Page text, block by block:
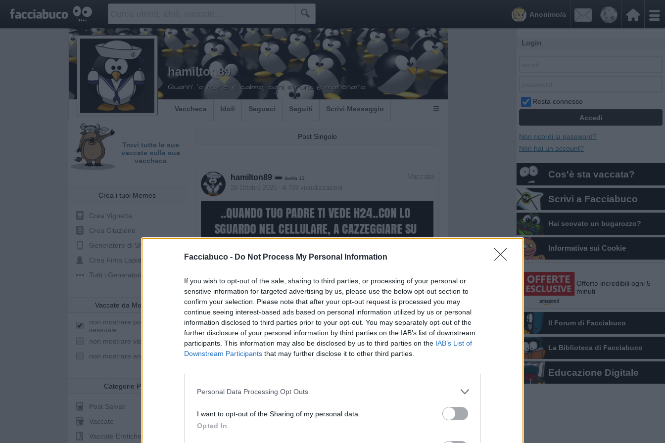
Facciabuco - Do Not Process My Personal Information
If you wish to opt-out of the sale, sharing to third parties, or processing of your personal or
sensitive information for targeted advertising by us, please use the below opt-out section to
confirm your selection. Please note that after your opt-out request is processed you may
continue seeing interest-based ads based on personal information utilized by us or personal
information disclosed to third parties prior to your opt-out. You may separately opt-out of the
further disclosure of your personal information by third parties on the IAB’s list of downstream
participants. This information may also be disclosed by us to third parties on the IAB’s List of
Downstream Participants that may further disclose it to other third parties.
Personal Data Processing Opt Outs
I want to opt-out of the Sharing of my personal data.
Opted In
 

Anonimo/a
hamilton89
Quann' 'o mare è calmo, ogni strunz è marenaro.
Vaccheca Idoli Seguaci Seguiti Scrivi Messaggio ☰
Trovi tutte le sue
vaccate sulla sua
vaccheca
Crea i tuoi Memes
Crea Vignetta
Crea Citazione
Generatore di SMS
Crea Finta Lapide
Tutti i Generatori
Vaccate da Mostrare
non mostrare post a sfondo
sessuale
non mostrare video youtube
non mostrare animazioni
Categorie Post
Post Salvati
Vaccate
Vaccate Erotiche
Post Singolo
Vaccata
hamilton89 livello 13
28 Ottobre 2025 - 4.793 visualizzazioni
Login
Resta connesso
Non ricordi la password?
Non hai un account?
Cos'è sta vaccata?
Scrivi a Facciabuco
Hai scovato un bugarozzo?
Informativa sui Cookie
Offerte incredibili ogni 5
minuti
Il Forum di Facciabuco
La Biblioteca di Facciabuco
Educazione Digitale